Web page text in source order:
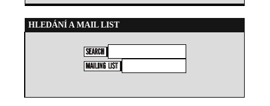
HLEDÁNÍ A MAIL LIST